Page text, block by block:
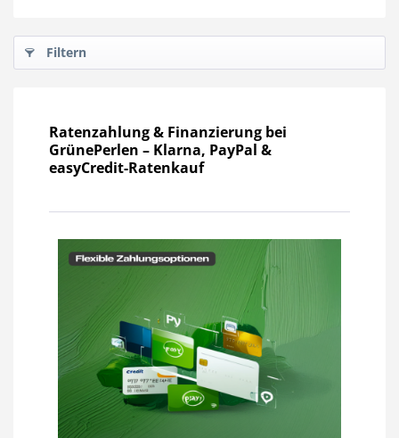
Filtern
Ratenzahlung & Finanzierung bei
GrünePerlen – Klarna, PayPal &
easyCredit-Ratenkauf